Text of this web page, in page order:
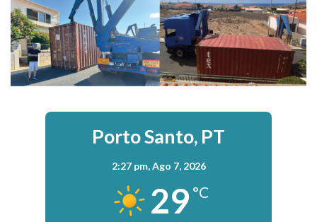
Porto Santo, PT
2:27 pm,Ago 7, 2026
29 °C